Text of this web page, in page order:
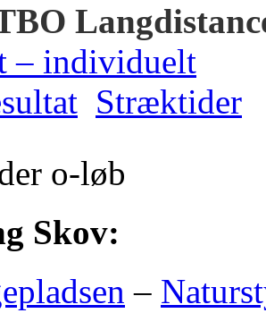
– individuelt
Stræktider
o-løb
Skov:
–